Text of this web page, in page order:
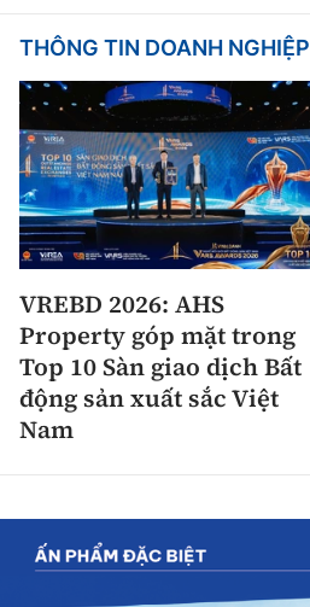
THÔNG TIN DOANH NGHIỆP
VREBD 2026: AHS
Property góp mặt trong
Top 10 Sàn giao dịch Bất
động sản xuất sắc Việt
Nam